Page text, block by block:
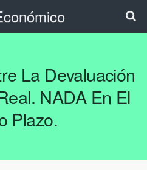
La Devaluación
NADA En El
Plazo.